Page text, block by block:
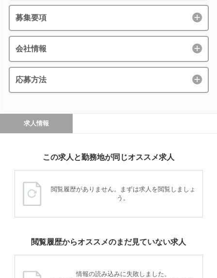
募集要項
会社情報
応募方法
求人情報
この求人と勤務地が同じオススメ求人
閲覧履歴がありません。まずは求人を閲覧しましょ
う。
閲覧履歴からオススメのまだ見ていない求人
情報の読み込みに失敗しました。